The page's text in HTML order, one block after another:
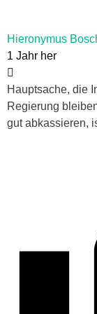
Hieronymus
1 Jahr her
Hauptsache, die
Regierung
gut abkassieren,